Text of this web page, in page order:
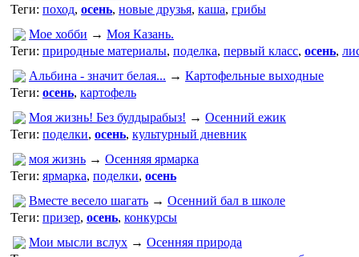
Теги: поход, осень, новые друзья, каша, грибы
Мое хобби → Моя Казань.
Теги: природные материалы, поделка, первый класс, осень,
Альбина - значит белая... → Картофельные выходные
Теги: осень, картофель
Моя жизнь! Без булдырабыз! → Осенний ежик
Теги: поделки, осень, культурный дневник
моя жизнь → Осенняя ярмарка
Теги: ярмарка, поделки, осень
Вместе весело шагать → Осенний бал в школе
Теги: призер, осень, конкурсы
Мои мысли вслух → Осенняя природа